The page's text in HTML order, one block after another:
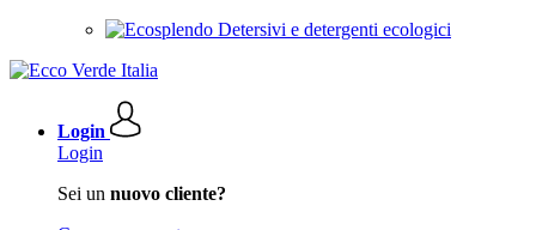
Detersivi e detergenti ecologici
Login
Login
Sei un nuovo cliente?